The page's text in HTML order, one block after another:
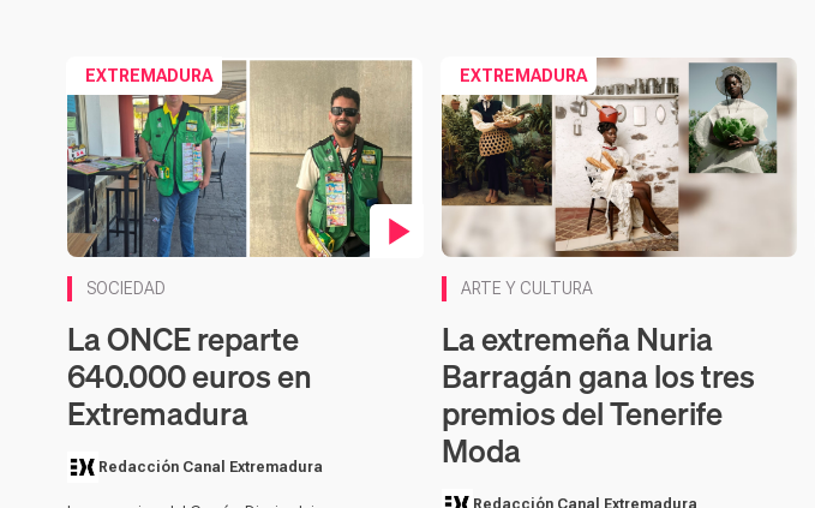
EXTREMADURA
SOCIEDAD
La ONCE reparte
640.000 euros en
Extremadura
Redacción Canal Extremadura
EXTREMADURA
ARTE Y CULTURA
La extremeña Nuria
Barragán gana los tres
premios del Tenerife
Moda